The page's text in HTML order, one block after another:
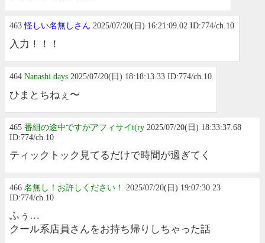
463 怪しい名無しさん 2025/07/20(日) 16:21:09.02 ID:774/ch.10
入力！！！
464 Nanashi days 2025/07/20(日) 18:18:13.33 ID:774/ch.10
ひまとちねぇ〜
465 番組の途中ですがアフィサイt(ry 2025/07/20(日) 18:33:37.68
ID:774/ch.10
ティックトック見てるだけで時間が過ぎてく
466 名無し！お許しください！
2025/07/20(日) 19:07:30.23
ID:774/ch.10
ふぅ…
クール系店員さんをお持ち帰りしちゃった話